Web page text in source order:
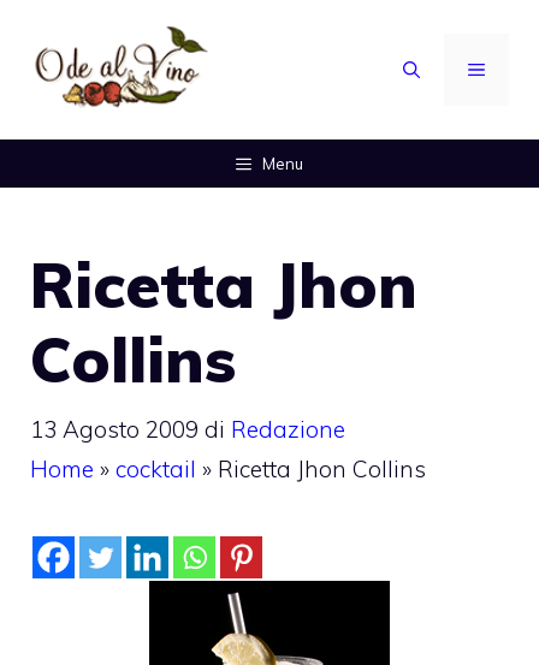
contenuto
MENU
Menu
Ricetta Jhon
Collins
13 Agosto 2009 di Redazione
Home » cocktail » Ricetta Jhon Collins